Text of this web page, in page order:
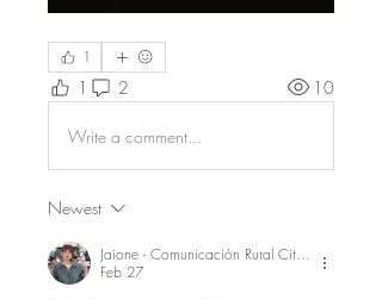
1
1 2 10
Write a comment...
Newest
Jaione - Comunicación Rural Citizen
Feb 27